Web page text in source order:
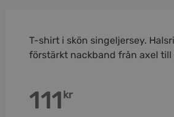
T-shirt i skön singeljersey.
förstärkt nackband från axel till
111kr